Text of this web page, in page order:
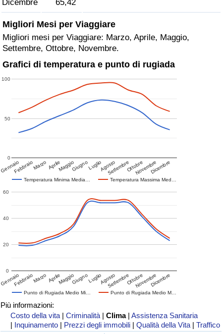
Dicembre 65,42
Migliori Mesi per Viaggiare
Migliori mesi per Viaggiare: Marzo, Aprile, Maggio,
Settembre, Ottobre, Novembre.
Grafici di temperatura e punto di rugiada
Temperatura Minima Media… Temperatura Massima Med…
GennaioFebbraioMarzo AprileMaggioGiugnoLuglioAgosto
SettembreOttobreNovembreDicembre
0
50
100
Punto di Rugiada Medio Mi… Punto di Rugiada Medio M…
GennaioFebbraioMarzo AprileMaggioGiugnoLuglioAgosto
SettembreOttobreNovembreDicembre
0
20
40
60
Più informazioni:
Costo della vita |Criminalità |Clima |Assistenza Sanitaria
| Inquinamento | Prezzi degli immobili |Qualità della Vita |Traffico